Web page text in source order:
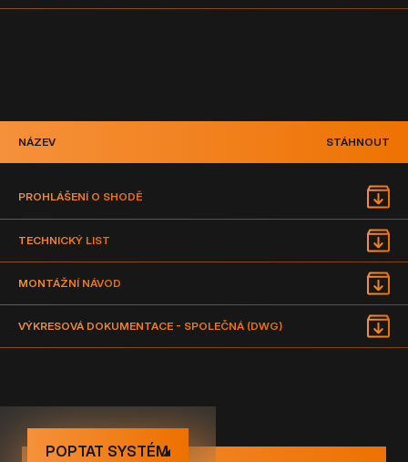
NÁZEV STÁHNOUT
PROHLÁŠENÍ O SHODĚ
TECHNICKÝ LIST
MONTÁŽNÍ NÁVOD
VÝKRESOVÁ DOKUMENTACE - SPOLEČNÁ (DWG)
POPTAT SYSTÉM